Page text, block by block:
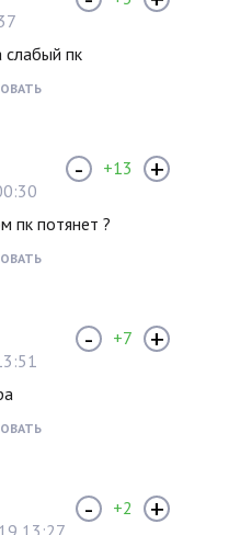
слабый пк
пк потянет ?
- +13 +
- +7 +
- +2 +